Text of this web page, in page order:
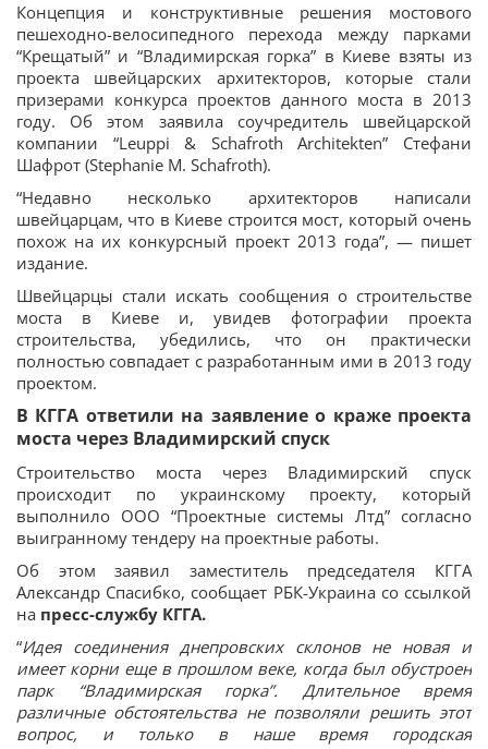
Концепция и конструктивные решения мостового
пешеходно-велосипедного перехода между парками
“Крещатый” и “Владимирская горка” в Киеве взяты из
проекта швейцарских архитекторов, которые стали
призерами конкурса проектов данного моста в 2013
году. Об этом заявила соучредитель швейцарской
компании “Leuppi & Schafroth Architekten” Стефани
Шафрот (Stephanie M. Schafroth).
“Недавно несколько архитекторов написали
швейцарцам, что в Киеве строится мост, который очень
похож на их конкурсный проект 2013 года”, — пишет
издание.
Швейцарцы стали искать сообщения о строительстве
моста в Киеве и, увидев фотографии проекта
строительства, убедились, что он практически
полностью совпадает с разработанным ими в 2013 году
проектом.
В КГГА ответили на заявление о краже проекта
моста через Владимирский спуск
Строительство моста через Владимирский спуск
происходит по украинскому проекту, который
выполнило ООО “Проектные системы Лтд” согласно
выигранному тендеру на проектные работы.
Об этом заявил заместитель председателя КГГА
Александр Спасибко, сообщает РБК-Украина со ссылкой
на пресс-службу КГГА.
“Идея соединения днепровских склонов не новая и
имеет корни еще в прошлом веке, когда был обустроен
парк “Владимирская горка”. Длительное время
различные обстоятельства не позволяли решить этот
вопрос, и только в наше время городская